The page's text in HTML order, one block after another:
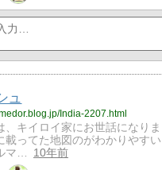
ュ
India-2207.html
、キイロイ家にお世話になりま
載ってた地図のがわかりやすい
マ…
10年前